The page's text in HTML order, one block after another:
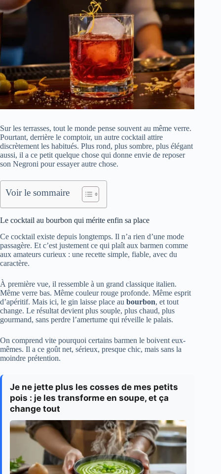
Sur les terrasses, tout le monde pense souvent au même verre.
Pourtant, derrière le comptoir, un autre cocktail attire
discrètement les habitués. Plus rond, plus sombre, plus élégant
aussi, il a ce petit quelque chose qui donne envie de reposer
son Negroni pour essayer autre chose.
Voir le sommaire
Le cocktail au bourbon qui mérite enfin sa place
Ce cocktail existe depuis longtemps. Il n’a rien d’une mode
passagère. Et c’est justement ce qui plaît aux barmen comme
aux amateurs curieux : une recette simple, fiable, avec du
caractère.
À première vue, il ressemble à un grand classique italien.
Même verre bas. Même couleur rouge profonde. Même esprit
d’apéritif. Mais ici, le gin laisse place au bourbon, et tout
change. Le résultat devient plus souple, plus chaud, plus
gourmand, sans perdre l’amertume qui réveille le palais.
On comprend vite pourquoi certains barmen le boivent eux-
mêmes. Il a ce goût net, sérieux, presque chic, mais sans la
moindre prétention.
Je ne jette plus les cosses de mes petits
pois : je les transforme en soupe, et ça
change tout